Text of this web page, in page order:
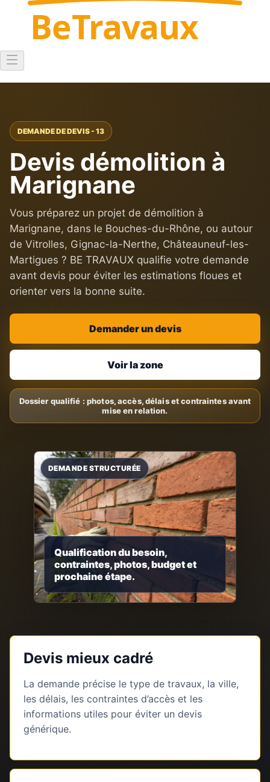
BeTravaux
DEMANDE DE DEVIS - 13
Devis démolition à
Marignane
Vous préparez un projet de démolition à
Marignane, dans le Bouches-du-Rhône, ou autour
de Vitrolles, Gignac-la-Nerthe, Châteauneuf-les-
Martigues ? BE TRAVAUX qualifie votre demande
avant devis pour éviter les estimations floues et
orienter vers la bonne suite.
Demander un devis
Voir la zone
Qualification du besoin,
contraintes, photos, budget et
prochaine étape.
Devis mieux cadré
La demande précise le type de travaux, la ville,
les délais, les contraintes d’accès et les
informations utiles pour éviter un devis
générique.